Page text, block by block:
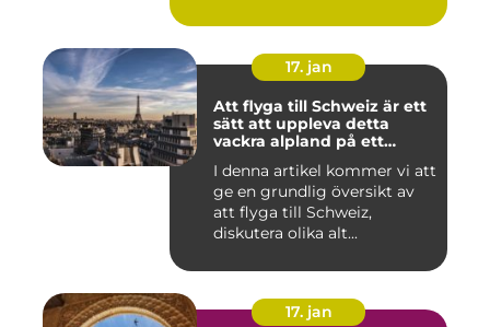
17. jan
Att flyga till Schweiz är ett
sätt att uppleva detta
vackra alpland på ett
I denna artikel kommer vi att
ge en grundlig översikt av
att flyga till Schweiz,
diskutera olika alt...
17. jan